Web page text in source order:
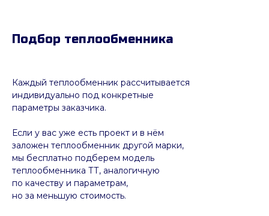
Подбор теплообменника
Каждый теплообменник рассчитывается
индивидуально под конкретные
параметры заказчика.
Если у вас уже есть проект и в нём
заложен теплообменник другой марки,
мы бесплатно подберем модель
теплообменника ТТ, аналогичную
по качеству и параметрам,
но за меньшую стоимость.